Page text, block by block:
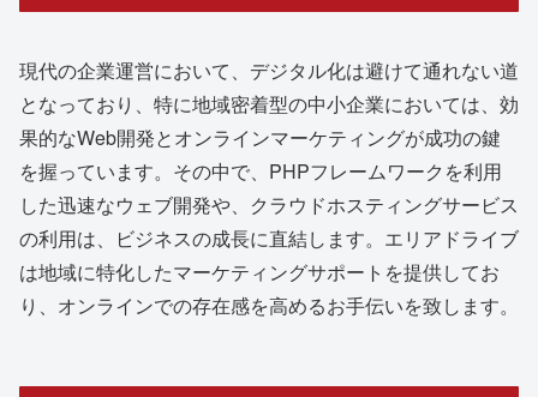
現代の企業運営において、デジタル化は避けて通れない道
となっており、特に地域密着型の中小企業においては、効
果的なWeb開発とオンラインマーケティングが成功の鍵
を握っています。その中で、PHPフレームワークを利用
した迅速なウェブ開発や、クラウドホスティングサービス
の利用は、ビジネスの成長に直結します。エリアドライブ
は地域に特化したマーケティングサポートを提供してお
り、オンラインでの存在感を高めるお手伝いを致します。